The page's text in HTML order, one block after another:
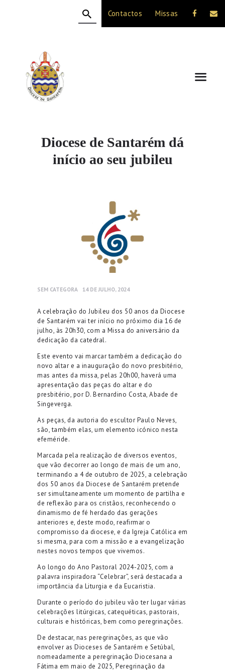
Contactos Missas
Diocese de Santarém dá
início ao seu jubileu
A DIOCESE
CELEBRAÇÃO
VIDA CRISTÃ
NOTÍCIAS
SEM CATEGORA 14 DE JULHO, 2024
A celebração do Jubileu dos 50 anos da Diocese
de Santarém vai ter início no próximo dia 16 de
julho, às 20h30, com a Missa do aniversário da
dedicação da catedral.
Este evento vai marcar também a dedicação do
novo altar e a inauguração do novo presbitério,
mas antes da missa, pelas 20h00, haverá uma
apresentação das peças do altar e do
presbitério, por D. Bernardino Costa, Abade de
Singeverga.
As peças, da autoria do escultor Paulo Neves,
são, também elas, um elemento icónico nesta
efeméride.
Marcada pela realização de diversos eventos,
que vão decorrer ao longo de mais de um ano,
terminando a 4 de outubro de 2025, a celebração
dos 50 anos da Diocese de Santarém pretende
ser simultaneamente um momento de partilha e
de reflexão para os cristãos, reconhecendo o
dinamismo de fé herdado das gerações
anteriores e, deste modo, reafirmar o
compromisso da diocese, e da Igreja Católica em
si mesma, para com a missão e a evangelização
nestes novos tempos que vivemos.
Ao longo do Ano Pastoral 2024-2025, com a
palavra inspiradora “Celebrar”, será destacada a
importância da Liturgia e da Eucaristia.
Durante o período do jubileu vão ter lugar várias
celebrações litúrgicas, catequéticas, pastorais,
culturais e históricas, bem como peregrinações.
De destacar, nas peregrinações, as que vão
envolver as Dioceses de Santarém e Setúbal,
nomeadamente a peregrinação Diocesana a
Fátima em maio de 2025, Peregrinação da